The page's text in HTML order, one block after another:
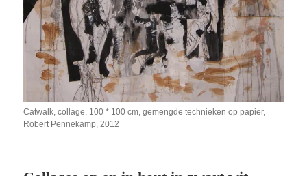
Catwalk, collage, 100 * 100 cm, gemengde technieken op papier,
Robert Pennekamp, 2012